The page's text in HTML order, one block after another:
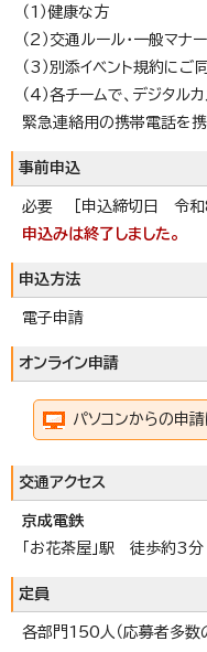
（1）健康な方
（2）交通ルール・一般マナ
（3）別添イベント規約に
（4）各チームで、デジタル
緊急連絡用の携帯電話を
事前申込
必要 ［申込締切日 令和8
申込みは終了しました。
申込方法
電子申請
オンライン申請
パソコンからの申請
交通アクセス
京成電鉄
「お花茶屋」駅 徒歩約3分
定員
各部門150人（応募者多数